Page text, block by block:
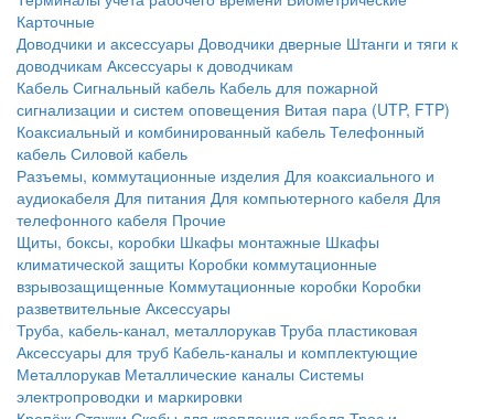
Карточные
Доводчики и аксессуары Доводчики дверные Штанги и тяги к
доводчикам Аксессуары к доводчикам
Кабель Сигнальный кабель Кабель для пожарной
сигнализации и систем оповещения Витая пара (UTP, FTP)
Коаксиальный и комбинированный кабель Телефонный
кабель Силовой кабель
Разъемы, коммутационные изделия Для коаксиального и
аудиокабеля Для питания Для компьютерного кабеля Для
телефонного кабеля Прочие
Щиты, боксы, коробки Шкафы монтажные Шкафы
климатической защиты Коробки коммутационные
взрывозащищенные Коммутационные коробки Коробки
разветвительные Аксессуары
Труба, кабель-канал, металлорукав Труба пластиковая
Аксессуары для труб Кабель-каналы и комплектующие
Металлорукав Металлические каналы Системы
электропроводки и маркировки